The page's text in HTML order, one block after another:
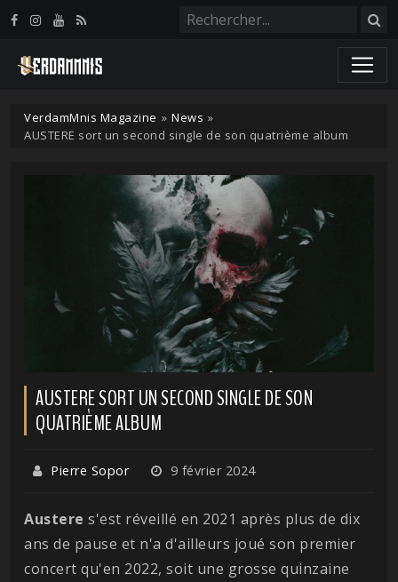
VerdamMnis Magazine » News »
AUSTERE sort un second single de son quatrième album
AUSTERE SORT UN SECOND SINGLE DE SON
QUATRIÈME ALBUM
Pierre Sopor 9 février 2024
Austere s'est réveillé en 2021 après plus de dix
ans de pause et n'a d'ailleurs joué son premier
concert qu'en 2022, soit une grosse quinzaine
Panneau de gestion des cookies